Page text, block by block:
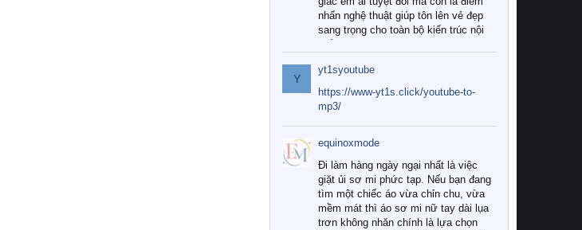
nhấn nghệ thuật giúp tôn lên vẻ đẹp
sang trọng cho toàn bộ kiến trúc nội
Tuy nhiên, giữa thị trường đa dạng
với vô vàn thương hiệu và mẫu mã
như hiện nay, làm thế nào để chọn
được những bộ chăn ga gối đệm cao
cấp thực sự chất lượng, phù hợp với
khí hậu và nhu cầu sử dụng của gia
đình? Hãy cùng chúng tôi đi tìm lời
giải đáp chi tiết qua bài viết dưới đây.
1. Tại sao các gia đình hiện đại lại ưa
chuộng chăn ga gối đệm cao cấp?
Y
yt1syoutube
https://www-yt1s.click/youtube-to-
mp3/
equinoxmode
Đi làm hàng ngày ngại nhất là việc
giặt ủi sơ mi phức tạp. Nếu bạn đang
tìm một chiếc áo vừa chỉn chu, vừa
mềm mát thì áo sơ mi nữ tay dài lụa
trơn không nhăn chính là lựa chọn